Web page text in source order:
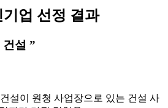
기업 선정 결과
건설 ”
설이 원청 사업장으로 있는 건설 사